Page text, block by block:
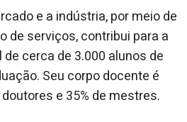
e a indústria, por meio de
de serviços, contribui para a
cerca de 3.000 alunos de
Seu corpo docente é
e 35% de mestres.